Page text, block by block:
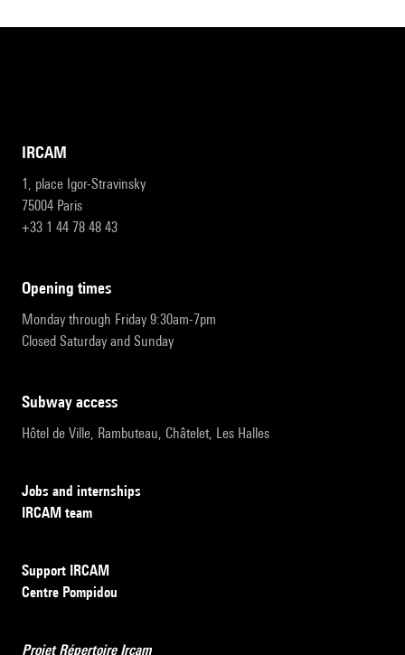
IRCAM
1, place Igor-Stravinsky
75004 Paris
+33 1 44 78 48 43
opening times
Monday through Friday 9:30am-7pm
Closed Saturday and Sunday
subway access
Hôtel de Ville, Rambuteau, Châtelet, Les Halles
Jobs and internships
IRCAM team
Support IRCAM
Centre Pompidou
Projet Répertoire Ircam